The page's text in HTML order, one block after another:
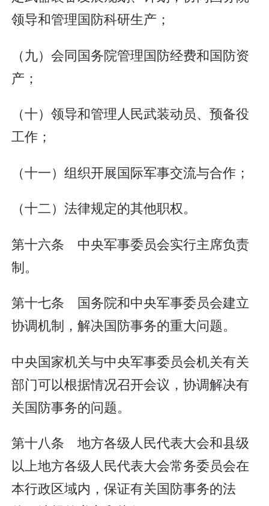
领导和管理国防科研生产；
（九）会同国务院管理国防经费和国防资
产；
（十）领导和管理人民武装动员、预备役
工作；
（十一）组织开展国际军事交流与合作；
（十二）法律规定的其他职权。
第十六条 中央军事委员会实行主席负责
制。
第十七条 国务院和中央军事委员会建立
协调机制，解决国防事务的重大问题。
中央国家机关与中央军事委员会机关有关
部门可以根据情况召开会议，协调解决有
关国防事务的问题。
第十八条 地方各级人民代表大会和县级
以上地方各级人民代表大会常务委员会在
本行政区域内，保证有关国防事务的法